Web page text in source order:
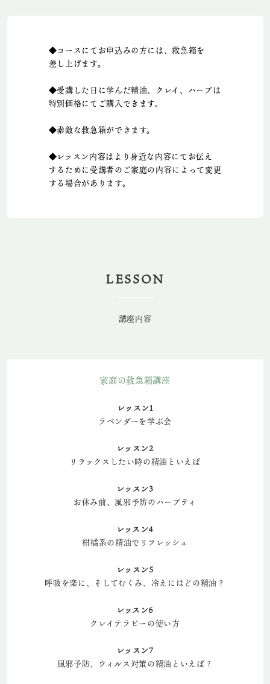
◆コースにてお申込みの方には、救急箱を
差し上げます。
◆受講した日に学んだ精油、クレイ、ハーブは
特別価格にてご購入できます。
◆素敵な救急箱ができます。
◆レッスン内容はより身近な内容にてお伝え
するために受講者のご家庭の内容によって変更
する場合があります。
LESSON
講座内容
家庭の救急箱講座
レッスン1
ラベンダーを学ぶ会
レッスン2
リラックスしたい時の精油といえば
レッスン3
お休み前、風邪予防のハーブティ
レッスン4
柑橘系の精油でリフレッシュ
レッスン5
呼吸を楽に、そしてむくみ、冷えにはどの精油？
レッスン6
クレイテラピーの使い方
レッスン7
風邪予防、ウィルス対策の精油といえば？